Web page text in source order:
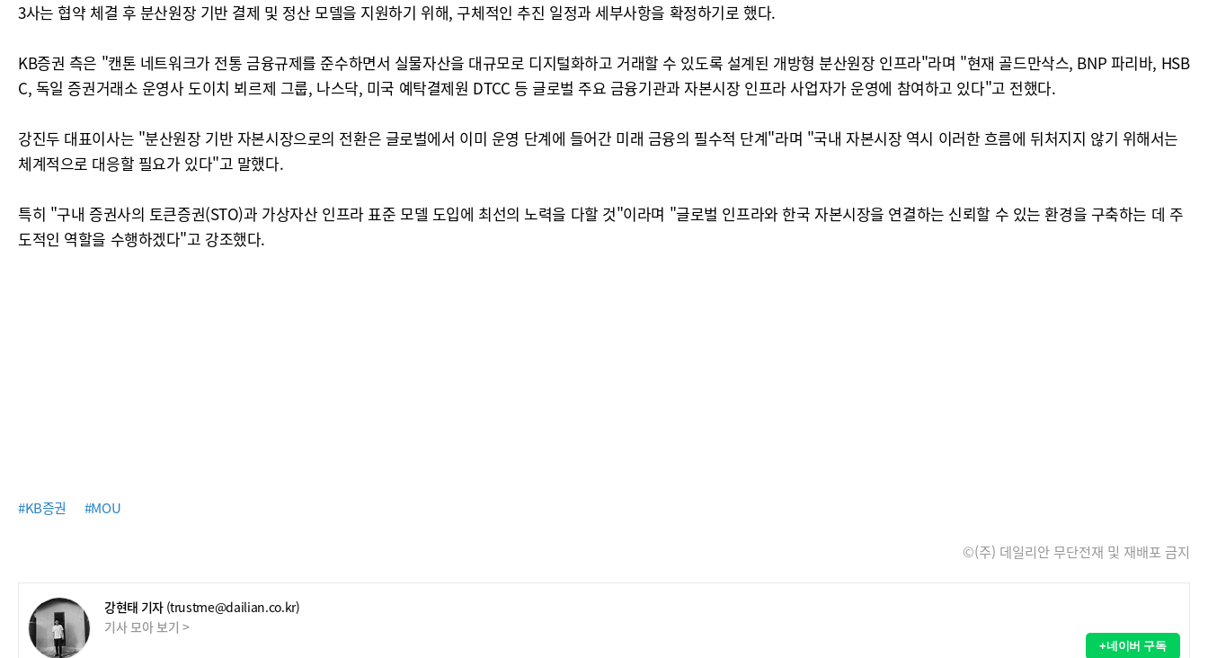
3사는 협약 체결 후 분산원장 기반 결제 및 정산 모델을 지원하기 위해, 구체적인 추진 일정과 세부사항을 확정하기로 했다.
KB증권 측은 "캔톤 네트워크가 전통 금융규제를 준수하면서 실물자산을 대규모로 디지털화하고 거래할 수 있도록 설계된 개방형 분산원장 인프라"라며 "현재 골드만삭스, BNP 파리바, HSB
C, 독일 증권거래소 운영사 도이치 뵈르제 그룹, 나스닥, 미국 예탁결제원 DTCC 등 글로벌 주요 금융기관과 자본시장 인프라 사업자가 운영에 참여하고 있다"고 전했다.
강진두 대표이사는 "분산원장 기반 자본시장으로의 전환은 글로벌에서 이미 운영 단계에 들어간 미래 금융의 필수적 단계"라며 "국내 자본시장 역시 이러한 흐름에 뒤처지지 않기 위해서는
체계적으로 대응할 필요가 있다"고 말했다.
특히 "구내 증권사의 토큰증권(STO)과 가상자산 인프라 표준 모델 도입에 최선의 노력을 다할 것"이라며 "글로벌 인프라와 한국 자본시장을 연결하는 신뢰할 수 있는 환경을 구축하는 데 주
도적인 역할을 수행하겠다"고 강조했다.
#KB증권 #MOU
©(주) 데일리안 무단전재 및 재배포 금지
강현태 기자 (trustme@dailian.co.kr)
기사 모아 보기 >
+네이버 구독